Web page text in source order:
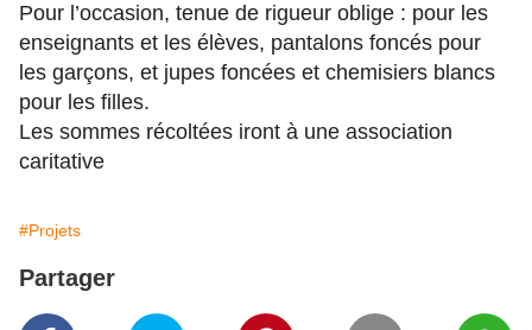
Pour l’occasion, tenue de rigueur oblige : pour les
enseignants et les élèves, pantalons foncés pour
les garçons, et jupes foncées et chemisiers blancs
pour les filles.
Les sommes récoltées iront à une association
caritative
#Projets
Partager